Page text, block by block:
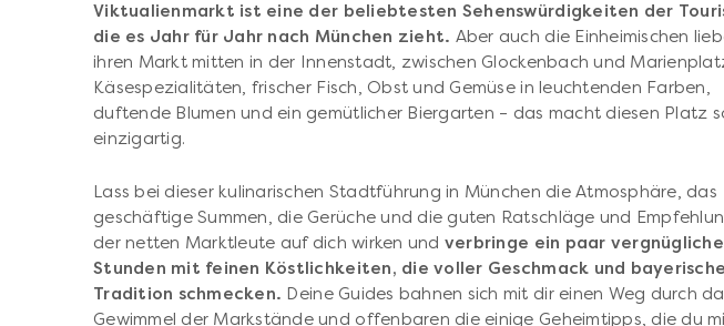
Viktualienmarkt ist eine der beliebtesten Sehenswürdigkeiten der
die es Jahr für Jahr nach München zieht. Aber auch die Einheimischen
ihren Markt mitten in der Innenstadt, zwischen Glockenbach und
Käsespezialitäten, frischer Fisch, Obst und Gemüse in leuchtenden Farben,
duftende Blumen und ein gemütlicher Biergarten – das macht diesen Platz
einzigartig.
Lass bei dieser kulinarischen Stadtführung in München die Atmosphäre, das
geschäftige Summen, die Gerüche und die guten Ratschläge und
der netten Marktleute auf dich wirken und verbringe ein paar vergnügliche
Stunden mit feinen Köstlichkeiten, die voller Geschmack und
Tradition schmecken. Deine Guides bahnen sich mit dir einen Weg durch
Gewimmel der Markstände und offenbaren die einige Geheimtipps, die du